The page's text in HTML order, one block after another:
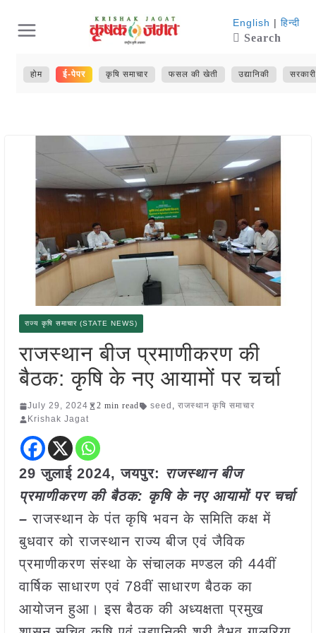
content
English | हिन्दी
Search
होम ई-पेपर कृषि समाचार फसल की खेती उद्यानिकी
राज्य कृषि समाचार (STATE NEWS)
राजस्थान बीज प्रमाणीकरण की
बैठक: कृषि के नए आयामों पर चर्चा
July 29, 2024 2 min read seed , राजस्थान कृषि समाचार
Krishak Jagat
29 जुलाई 2024, जयपुर: राजस्थान बीज
प्रमाणीकरण की बैठक: कृषि के नए आयामों पर चर्चा
–राजस्थान के पंत कृषि भवन के समिति कक्ष में
बुधवार को राजस्थान राज्य बीज एवं जैविक
प्रमाणीकरण संस्था के संचालक मण्डल की 44वीं
वार्षिक साधारण एवं 78वीं साधारण बैठक का
आयोजन हुआ। इस बैठक की अध्यक्षता प्रमुख